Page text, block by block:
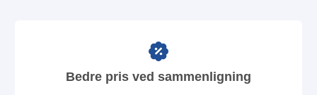
Bedre pris ved sammenligning